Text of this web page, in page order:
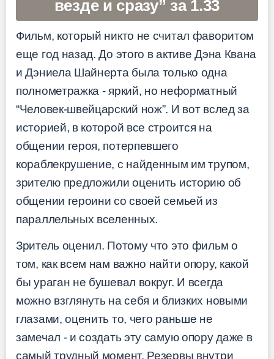
везде и сразу” за 1.33
Фильм, который никто не считал фаворитом
еще год назад. До этого в активе Дэна Квана
и Дэниела Шайнерта была только одна
полнометражка - яркий, но неформатный
“Человек-швейцарский нож”. И вот вслед за
историей, в которой все строится на
общении героя, потерпевшего
кораблекрушение, с найденным им трупом,
зрителю предложили оценить историю об
общении героини со своей семьей из
параллельных вселенных.
Зритель оценил. Потому что это фильм о
том, как всем нам важно найти опору, какой
бы ураган не бушевал вокруг. И всегда
можно взглянуть на себя и близких новыми
глазами, оценить то, чего раньше не
замечал - и создать эту самую опору даже в
самый трудный момент. Резервы внутри